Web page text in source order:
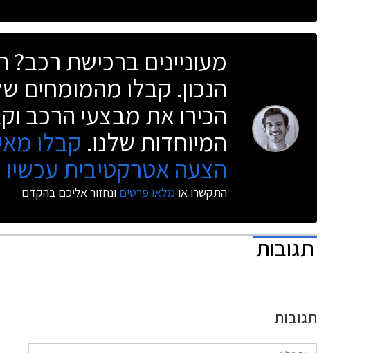
מעוניינים ברכישת
הנכון. קבלו מהמומחים
הכירו את מבצעי הרכב
המיוחדות שלנו. קבלו
הצעה אטרקטיבית עכשיו
התקשרו או מלאו פרטים ונחזור אליכם בהקדם
תגובות
תגובות